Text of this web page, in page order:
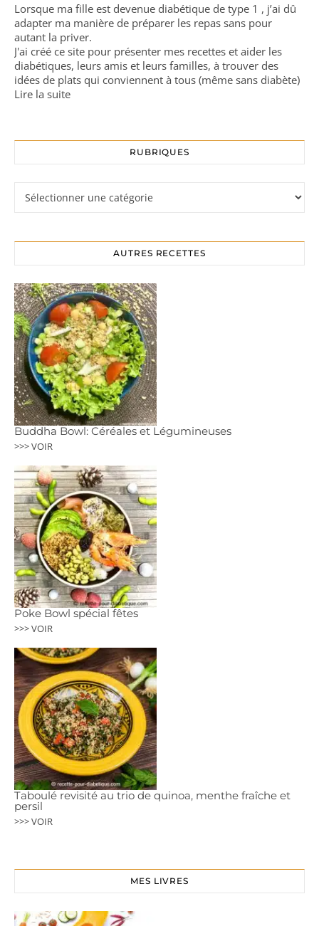
Lorsque ma fille est devenue diabétique de type 1 , j’ai dû
adapter ma manière de préparer les repas sans pour
autant la priver.
J'ai créé ce site pour présenter mes recettes et aider les
diabétiques, leurs amis et leurs familles, à trouver des
idées de plats qui conviennent à tous (même sans diabète)
Lire la suite
RUBRIQUES
AUTRES RECETTES
Buddha Bowl: Céréales et Légumineuses
>>> VOIR
Poke Bowl spécial fêtes
>>> VOIR
Taboulé revisité au trio de quinoa, menthe fraîche et
persil
>>> VOIR
MES LIVRES